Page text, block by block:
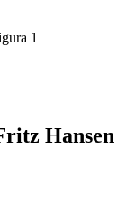
Hansen